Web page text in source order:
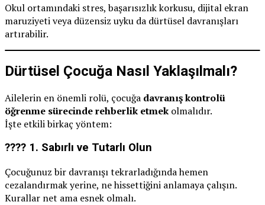
Okul ortamındaki stres, başarısızlık korkusu, dijital ekran
maruziyeti veya düzensiz uyku da dürtüsel davranışları
artırabilir.
Dürtüsel Çocuğa Nasıl Yaklaşılmalı?
Ailelerin en önemli rolü, çocuğa davranış kontrolü
öğrenme sürecinde rehberlik etmek olmalıdır.
İşte etkili birkaç yöntem:
???? 1. Sabırlı ve Tutarlı Olun
Çocuğunuz bir davranışı tekrarladığında hemen
cezalandırmak yerine, ne hissettiğini anlamaya çalışın.
Kurallar net ama esnek olmalı.